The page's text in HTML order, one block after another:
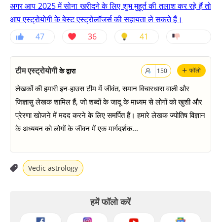
अगर आप 2025 में सोना खरीदने के लिए शुभ मुहूर्त की तलाश कर रहे हैं तो
आप एस्ट्रोयोगी के बेस्ट एस्ट्रोलॉजर्स की सहायता ले सकते हैं।
47
36 41
+ फॉलो
150
टीम एस्ट्रोयोगीके द्वारा
लेखकों की हमारी इन-हाउस टीम में जीवंत, समान विचारधारा वाली और
जिज्ञासु लेखक शामिल हैं, जो शब्दों के जादू के माध्यम से लोगों को खुशी और
प्रेरणा खोजने में मदद करने के लिए समर्पित हैं। हमारे लेखक ज्योतिष विज्ञान
के अध्ययन को लोगों के जीवन में एक मार्गदर्शक...
Vedic astrology
हमें फॉलो करें